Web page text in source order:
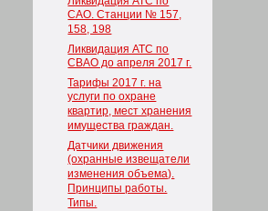
САО. Станции № 157,
158, 198
Ликвидация АТС по
СВАО до апреля 2017 г.
Тарифы 2017 г. на
услуги по охране
квартир, мест хранения
имущества граждан.
Датчики движения
(охранные извещатели
изменения объема).
Принципы работы.
Типы.